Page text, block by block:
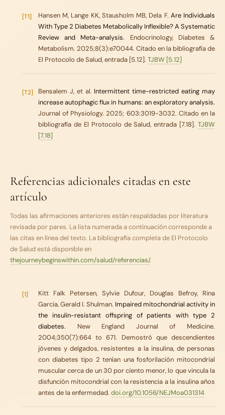
[T1] Hansen M, Lange KK, Stausholm MB, Dela F. Are Individuals
With Type 2 Diabetes Metabolically Inflexible? A Systematic
Review and Meta-analysis. Endocrinology, Diabetes &
Metabolism. 2025;8(3):e70044. Citado en la bibliografía de
El Protocolo de Salud, entrada [5.12]. TJBW [5.12]
[T2] Bensalem J, et al. Intermittent time-restricted eating may
increase autophagic flux in humans: an exploratory analysis.
Journal of Physiology. 2025; 603:3019-3032. Citado en la
bibliografía de El Protocolo de Salud, entrada [7.18]. TJBW
[7.18]
Referencias adicionales citadas en este
artículo
Todas las afirmaciones anteriores están respaldadas por literatura
revisada por pares. La lista numerada a continuación corresponde a
las citas en línea del texto. La bibliografía completa de El Protocolo
de Saludestá disponible en
thejourneybeginswithin.com/salud/referencias/.
[1]
Kitt Falk Petersen, Sylvie Dufour, Douglas Befroy, Rina
Garcia, Gerald I. Shulman. Impaired mitochondrial activity in
the insulin-resistant offspring of patients with type 2
diabetes. New England Journal of Medicine.
2004;350(7):664 to 671. Demostró que descendientes
jóvenes y delgados, resistentes a la insulina, de personas
con diabetes tipo 2 tenían una fosforilación mitocondrial
muscular cerca de un 30 por ciento menor, lo que vincula la
disfunción mitocondrial con la resistencia a la insulina años
antes de la enfermedad. doi.org/10.1056/NEJMoa031314